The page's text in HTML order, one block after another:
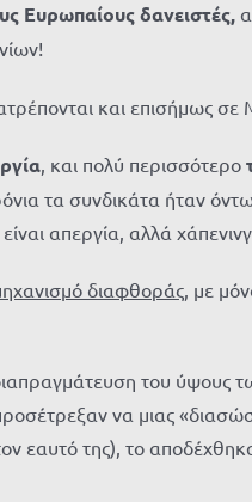
Ευρωπαίους δανειστές,
και επισήμως
, και πολύ περισσότερο
τα συνδικάτα ήταν
απεργία, αλλά
διαφθοράς, με
του ύψους
να μιας
εαυτό της), το